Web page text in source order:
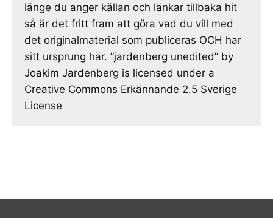
länge du anger källan och länkar tillbaka hit
så är det fritt fram att göra vad du vill med
det originalmaterial som publiceras OCH har
sitt ursprung här. ”jardenberg unedited” by
Joakim Jardenberg is licensed under a
Creative Commons Erkännande 2.5 Sverige
License